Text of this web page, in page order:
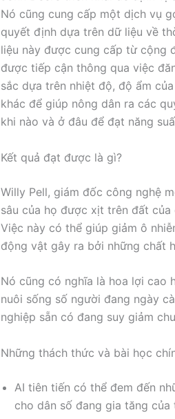
Nó cũng cung cấp một dịch vụ
quyết định dựa trên dữ liệu về
liệu này được cung cấp từ cộng
được tiếp cận thông qua việc
sắc dựa trên nhiệt độ, độ ẩm
khác để giúp nông dân ra các
khi nào và ở đâu để đạt năng
Kết quả đạt được là gì?
Willy Pell, giám đốc công nghệ
sâu của họ được xịt trên đất
Việc này có thể giúp giảm ô
động vật gây ra bởi những chất
Nó cũng có nghĩa là hoa lợi cao
nuôi sống số người đang ngày
nghiệp sẵn có đang suy giảm
Những thách thức và bài học
AI tiên tiến có thể đem đến
cho dân số đang gia tăng của